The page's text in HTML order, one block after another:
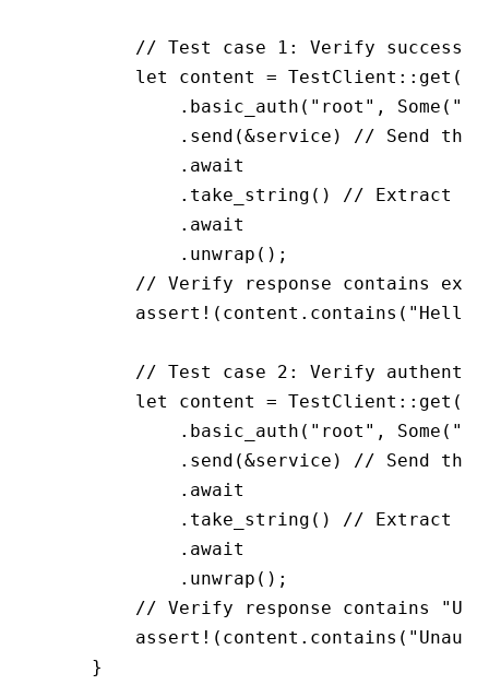
// Test case 1: Verify
        let
content = TestClient :: get (
            .
basic_auth ( "root" , Some (
            .
send (&service) // Send the
            .await
            .
take_string () // Extract
            .await
            .
unwrap ();
// Verify response contains
        assert!
(content . contains ( "Hello"
// Test case 2: Verify
        let
content = TestClient :: get (
            .
basic_auth ( "root" , Some (
            .
send (&service) // Send the
            .await
            .
take_string () // Extract
            .await
            .
unwrap ();
// Verify response contains
        assert!
(content . contains (
    }